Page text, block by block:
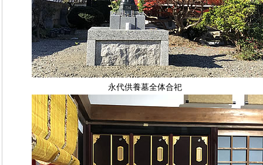
永代供養墓全体合祀